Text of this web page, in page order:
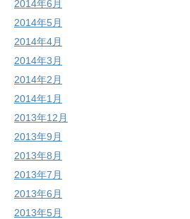
2014年6月
2014年5月
2014年4月
2014年3月
2014年2月
2014年1月
2013年12月
2013年9月
2013年8月
2013年7月
2013年6月
2013年5月